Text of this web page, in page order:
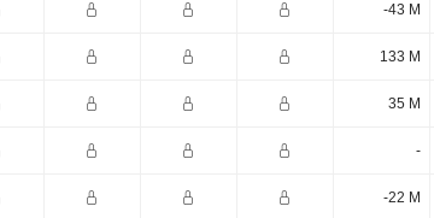
-43 M
133 M
35 M
-
-22 M